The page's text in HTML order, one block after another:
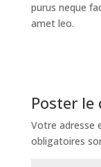
purus neque
amet leo.
Poster
Votre adresse
obligatoires